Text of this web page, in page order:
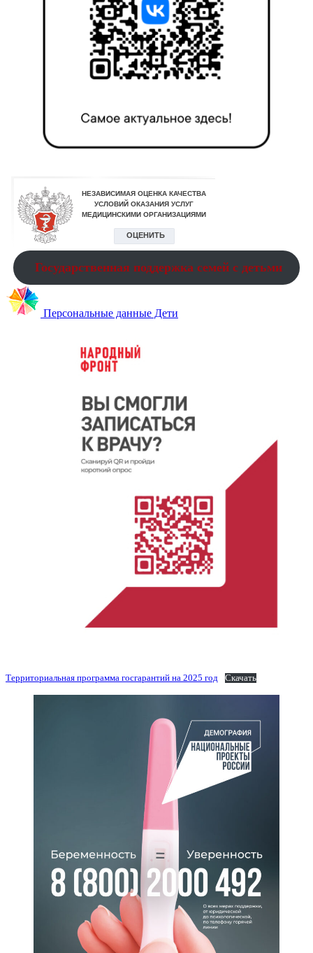
Государственная поддержка семей с детьми
Персональные данные Дети
Территориальная программа госгарантий на 2025 год Скачать